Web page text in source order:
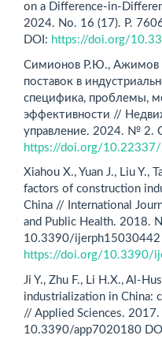
on a Difference-in-
2024. No. 16 (17). P.
DOI: https://doi.org/
Симионов Р.Ю., Ажимов
поставок в
специфика, проблемы,
эффективности //
управление. 2024. № 2.
https://doi.org/
Xiahou X., Yuan J., Liu Y.,
factors of construction
China // International
and Public Health. 2018.
10.3390/ijerph15030442
https://doi.org/10.3390/
Ji Y., Zhu F., Li H.X., Al-
industrialization in China:
// Applied Sciences.
10.3390/app7020180